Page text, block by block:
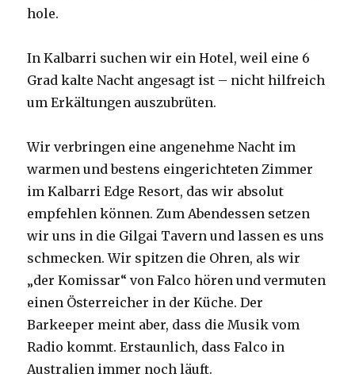
hole.
In Kalbarri suchen wir ein Hotel, weil eine 6
Grad kalte Nacht angesagt ist – nicht hilfreich
um Erkältungen auszubrüten.
Wir verbringen eine angenehme Nacht im
warmen und bestens eingerichteten Zimmer
im Kalbarri Edge Resort, das wir absolut
empfehlen können. Zum Abendessen setzen
wir uns in die Gilgai Tavern und lassen es uns
schmecken. Wir spitzen die Ohren, als wir
„der Komissar“ von Falco hören und vermuten
einen Österreicher in der Küche. Der
Barkeeper meint aber, dass die Musik vom
Radio kommt. Erstaunlich, dass Falco in
Australien immer noch läuft.